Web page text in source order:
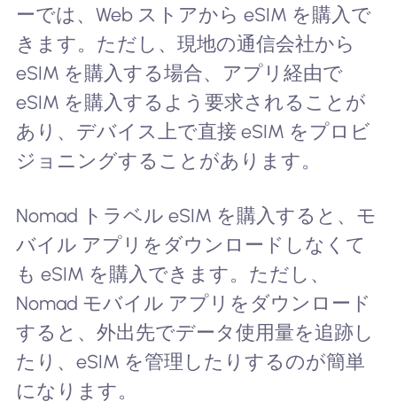
ーでは、Web ストアから eSIM を購入で
きます。ただし、現地の通信会社から
eSIM を購入する場合、アプリ経由で
eSIM を購入するよう要求されることが
あり、デバイス上で直接 eSIM をプロビ
ジョニングすることがあります。
Nomad トラベル eSIM を購入すると、モ
バイル アプリをダウンロードしなくて
も eSIM を購入できます。ただし、
Nomad モバイル アプリをダウンロード
すると、外出先でデータ使用量を追跡し
たり、eSIM を管理したりするのが簡単
になります。